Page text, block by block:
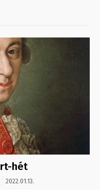
hét
2022.01.13.